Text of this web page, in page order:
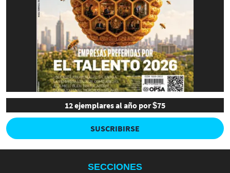
12 ejemplares al año por $75
SUSCRIBIRSE
SECCIONES